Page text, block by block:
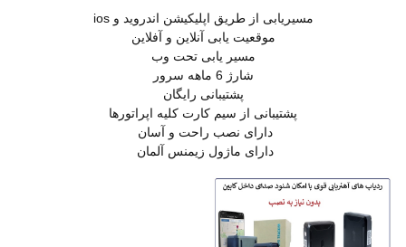
مسیریابی از طریق اپلیکیشن اندروید و ios
موقعیت یابی آنلاین و آفلاین
مسیر یابی تحت وب
شارژ 6 ماهه سرور
پشتیبانی رایگان
پشتیبانی از سیم کارت کلیه اپراتورها
دارای نصب راحت و آسان
دارای ماژول زیمنس آلمان